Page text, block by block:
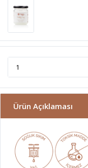
Ürün Açıklaması